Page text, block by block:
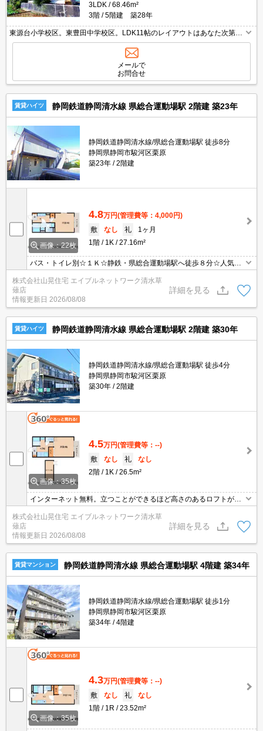
3LDK
68.46m²
3階
5階建 築28年
東源台小学校区。東豊田中学校区。LDK11帖のレイアウトはあなた次第。
都市ガスをお好みの方に☆廊下があるタイプでそれぞれのお部屋のプライ
ベートが守れちゃいます☆スーパーへ660ｍ。ドラッグストアへ680ｍ。
コンビニへ790ｍ。保育園へ410ｍ。小学校へ620ｍ。中学校へ530ｍ。環
メールで
お問合せ
賃貸ハイツ 静岡鉄道静岡清水線 県総合運動場駅 2階建 築23年
静岡鉄道静岡清水線/県総合運動場駅 徒歩8分
静岡県静岡市駿河区栗原
築23年
2階建
画像：22枚
4.8万円(管理費等：4,000円)
敷
なし 礼
1ヶ月
1階
1K 27.16m²
バス・トイレ別☆１Ｋ☆静鉄・県総合運動場駅へ徒歩８分☆人気の
エリアの栗原でオススメ単身物件が空いてきました！お風呂とトイ
レがセパレートタイプで独立洗面台、脱衣所付きでこの金額は必見
です♪駐車場1台無料もサプライズですね☆！全戸角部屋で窓が多い
お部屋です♪
株式会社山晃住宅 エイブルネットワーク清水草
薙店
情報更新日 2026/08/08
詳細を見る
賃貸ハイツ 静岡鉄道静岡清水線 県総合運動場駅 2階建 築30年
静岡鉄道静岡清水線/県総合運動場駅 徒歩4分
静岡県静岡市駿河区栗原
築30年
2階建
画像：35枚
4.5万円(管理費等：--)
敷
なし 礼
なし
2階
1K 26.5m²
インターネット無料。立つことができるほど高さのあるロフトがつ
す！県立大学生様、常葉大学生様にとってもオススメ！洗面台もあ
るセパレートタイプです！照明器具もついてますよ♪なんといっても
キッチンがとっても大きくお料理好きのあなたにオススメです♪
株式会社山晃住宅 エイブルネットワーク清水草
薙店
情報更新日 2026/08/08
詳細を見る
賃貸マンション 静岡鉄道静岡清水線 県総合運動場駅 4階建 築34年
静岡鉄道静岡清水線/県総合運動場駅 徒歩1分
静岡県静岡市駿河区栗原
築34年
4階建
画像：35枚
4.3万円(管理費等：--)
敷
なし 礼
なし
1階
1R 23.52m²